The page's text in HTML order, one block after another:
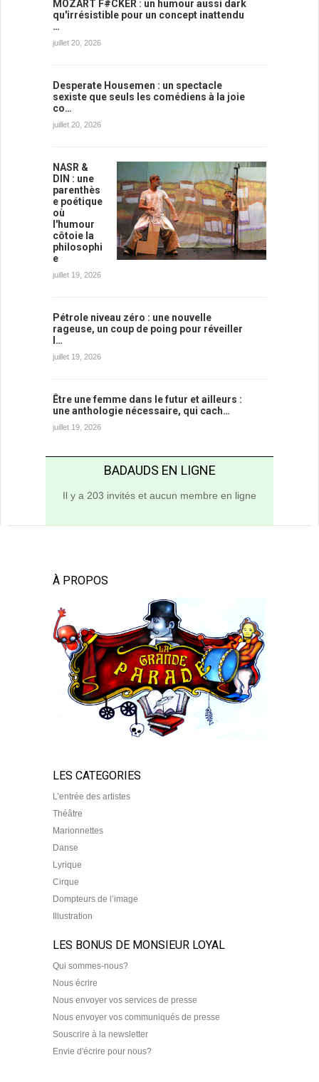
MOZART F#CKER : un humour aussi dark
qu'irrésistible pour un concept inattendu
…
juillet 20, 2026
Desperate Housemen : un spectacle
sexiste que seuls les comédiens à la joie
co…
juillet 20, 2026
NASR &
DIN : une
parenthès
e poétique
où
l'humour
côtoie la
philosophi
e
juillet 19, 2026
Pétrole niveau zéro : une nouvelle
rageuse, un coup de poing pour réveiller
l…
juillet 19, 2026
Être une femme dans le futur et ailleurs :
une anthologie nécessaire, qui cach…
juillet 19, 2026
BADAUDS EN LIGNE
Il y a 203 invités et aucun membre en ligne
À PROPOS
LES CATEGORIES
L’entrée des artistes
Théâtre
Marionnettes
Danse
Lyrique
Cirque
Dompteurs de l’image
Illustration
LES BONUS DE MONSIEUR LOYAL
Qui sommes-nous?
Nous écrire
Nous envoyer vos services de presse
Nous envoyer vos communiqués de presse
Souscrire à la newsletter
Envie d'écrire pour nous?